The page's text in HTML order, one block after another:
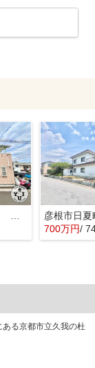
宇治市五ケ庄古川 オーナーチェンジ 中古戸建
彦根市日
700万円/
る京都市立久我の杜